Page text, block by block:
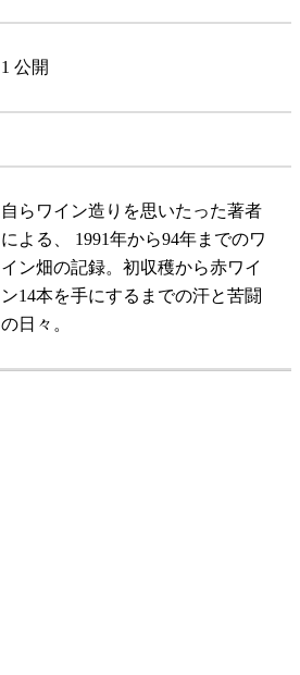
1 公開
自らワイン造りを思いたった著者
による、 1991年から94年までのワ
イン畑の記録。初収穫から赤ワイ
ン14本を手にするまでの汗と苦闘
の日々。